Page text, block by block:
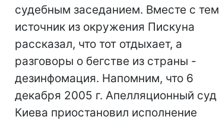
судебным заседанием. Вместе с тем
источник из окружения Пискуна
рассказал, что тот отдыхает, а
разговоры о бегстве из страны -
дезинфомация. Напомним, что 6
декабря 2005 г. Апелляционный суд
Киева приостановил исполнение